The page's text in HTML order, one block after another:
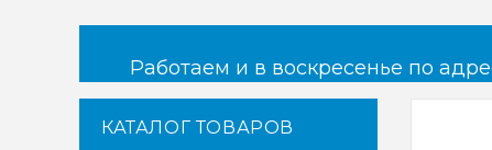
Работаем и в воскресенье по
КАТАЛОГ ТОВАРОВ